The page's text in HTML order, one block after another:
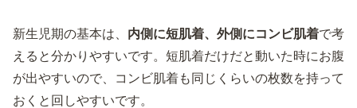
新生児期の基本は、 内側に短肌着、外側にコンビ肌着で考
えると分かりやすいです。短肌着だけだと動いた時にお腹
が出やすいので、コンビ肌着も同じくらいの枚数を持って
おくと回しやすいです。